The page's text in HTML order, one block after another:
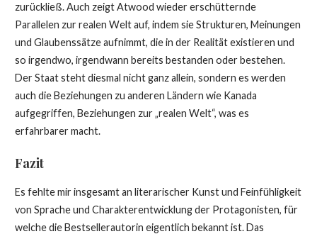
zurückließ. Auch zeigt Atwood wieder erschütternde
Parallelen zur realen Welt auf, indem sie Strukturen, Meinungen
und Glaubenssätze aufnimmt, die in der Realität existieren und
so irgendwo, irgendwann bereits bestanden oder bestehen.
Der Staat steht diesmal nicht ganz allein, sondern es werden
auch die Beziehungen zu anderen Ländern wie Kanada
aufgegriffen, Beziehungen zur „realen Welt“, was es
erfahrbarer macht.
Fazit
Es fehlte mir insgesamt an literarischer Kunst und Feinfühligkeit
von Sprache und Charakterentwicklung der Protagonisten, für
welche die Bestsellerautorin eigentlich bekannt ist. Das